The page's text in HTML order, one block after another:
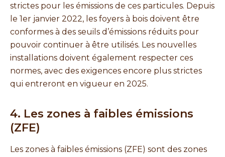
strictes pour les émissions de ces particules. Depuis
le 1er janvier 2022, les foyers à bois doivent être
conformes à des seuils d’émissions réduits pour
pouvoir continuer à être utilisés. Les nouvelles
installations doivent également respecter ces
normes, avec des exigences encore plus strictes
qui entreront en vigueur en 2025.
4. Les zones à faibles émissions
(ZFE)
Les zones à faibles émissions (ZFE) sont des zones